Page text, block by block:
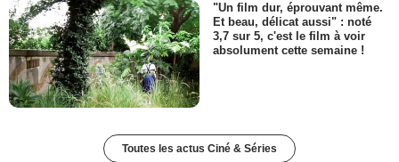
"Un film dur, éprouvant même.
Et beau, délicat aussi" : noté
3,7 sur 5, c'est le film à voir
absolument cette semaine !
Toutes les actus Ciné & Séries